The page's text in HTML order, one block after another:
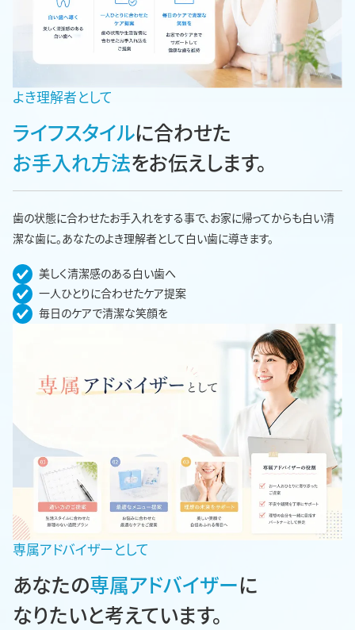
よき理解者として
ライフスタイルに合わせた
お手入れ方法をお伝えします。
歯の状態に合わせたお手入れをする事で、お家に帰ってからも白い清
潔な歯に。あなたのよき理解者として白い歯に導きます。
美しく清潔感のある白い歯へ
一人ひとりに合わせたケア提案
毎日のケアで清潔な笑顔を
専属アドバイザーとして
あなたの専属アドバイザーに
なりたいと考えています。